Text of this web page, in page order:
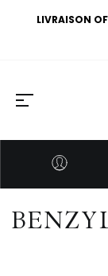
LIVRAISON